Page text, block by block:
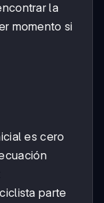
la
momento si
es cero
parte